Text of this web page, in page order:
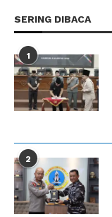
SERING DIBACA
1
2